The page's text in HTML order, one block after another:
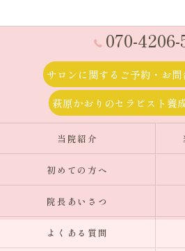
070-
サロンに関するご予約・お
萩原かおりのセラピスト養
当院紹介
初めての方へ
院長あいさつ
よくある質問